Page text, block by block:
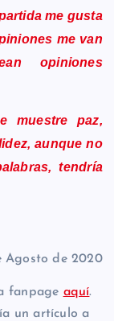
me gusta
me van
opiniones
muestre paz,
aunque no
tendría
Agosto de 2020
fanpage aquí.
un artículo a